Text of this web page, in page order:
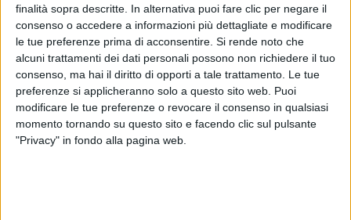
finalità sopra descritte. In alternativa puoi fare clic per negare il
consenso o accedere a informazioni più dettagliate e modificare
le tue preferenze prima di acconsentire. Si rende noto che
alcuni trattamenti dei dati personali possono non richiedere il tuo
consenso, ma hai il diritto di opporti a tale trattamento. Le tue
preferenze si applicheranno solo a questo sito web. Puoi
modificare le tue preferenze o revocare il consenso in qualsiasi
momento tornando su questo sito e facendo clic sul pulsante
"Privacy" in fondo alla pagina web.
Intanto, sui social sta spopolando laDolly Parton
Challenge: anche Laura ha partecipato.
La Dolly Parton Challenge consiste nel pubblicare
quattro scattiche potrebbero essere lefoto profilo
diLinkedIn (social usato soprattutto per trovare
lavoro), Facebook ,Instagram eTinder(app
utilizzata per organizzare incontri amorosi).